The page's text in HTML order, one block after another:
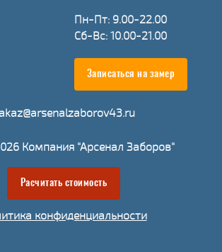
Пн-Пт: 9.00-22.00
Сб-Вс: 10.00-21.00
Записаться на замер
Компания "Арсенал Заборов"
Расчитать стоимость
конфиденциальности